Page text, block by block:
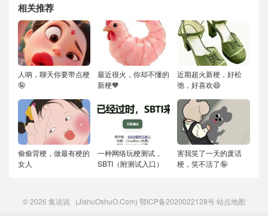
相关推荐
人呐，聊天你要带点梗
🤪
最近很火，你却不懂的
新梗🧡
近期超火新梗，好松
弛，好喜欢😄
偷偷背梗，做最有梗的
女人
一种网络玩梗测试，
SBTI（附测试入口）
害我笑了一天的废话
梗，笑不活了🤪
© 2026 集说说 (JishuOshuO.Com) 鄂ICP备2020022128号站点地图